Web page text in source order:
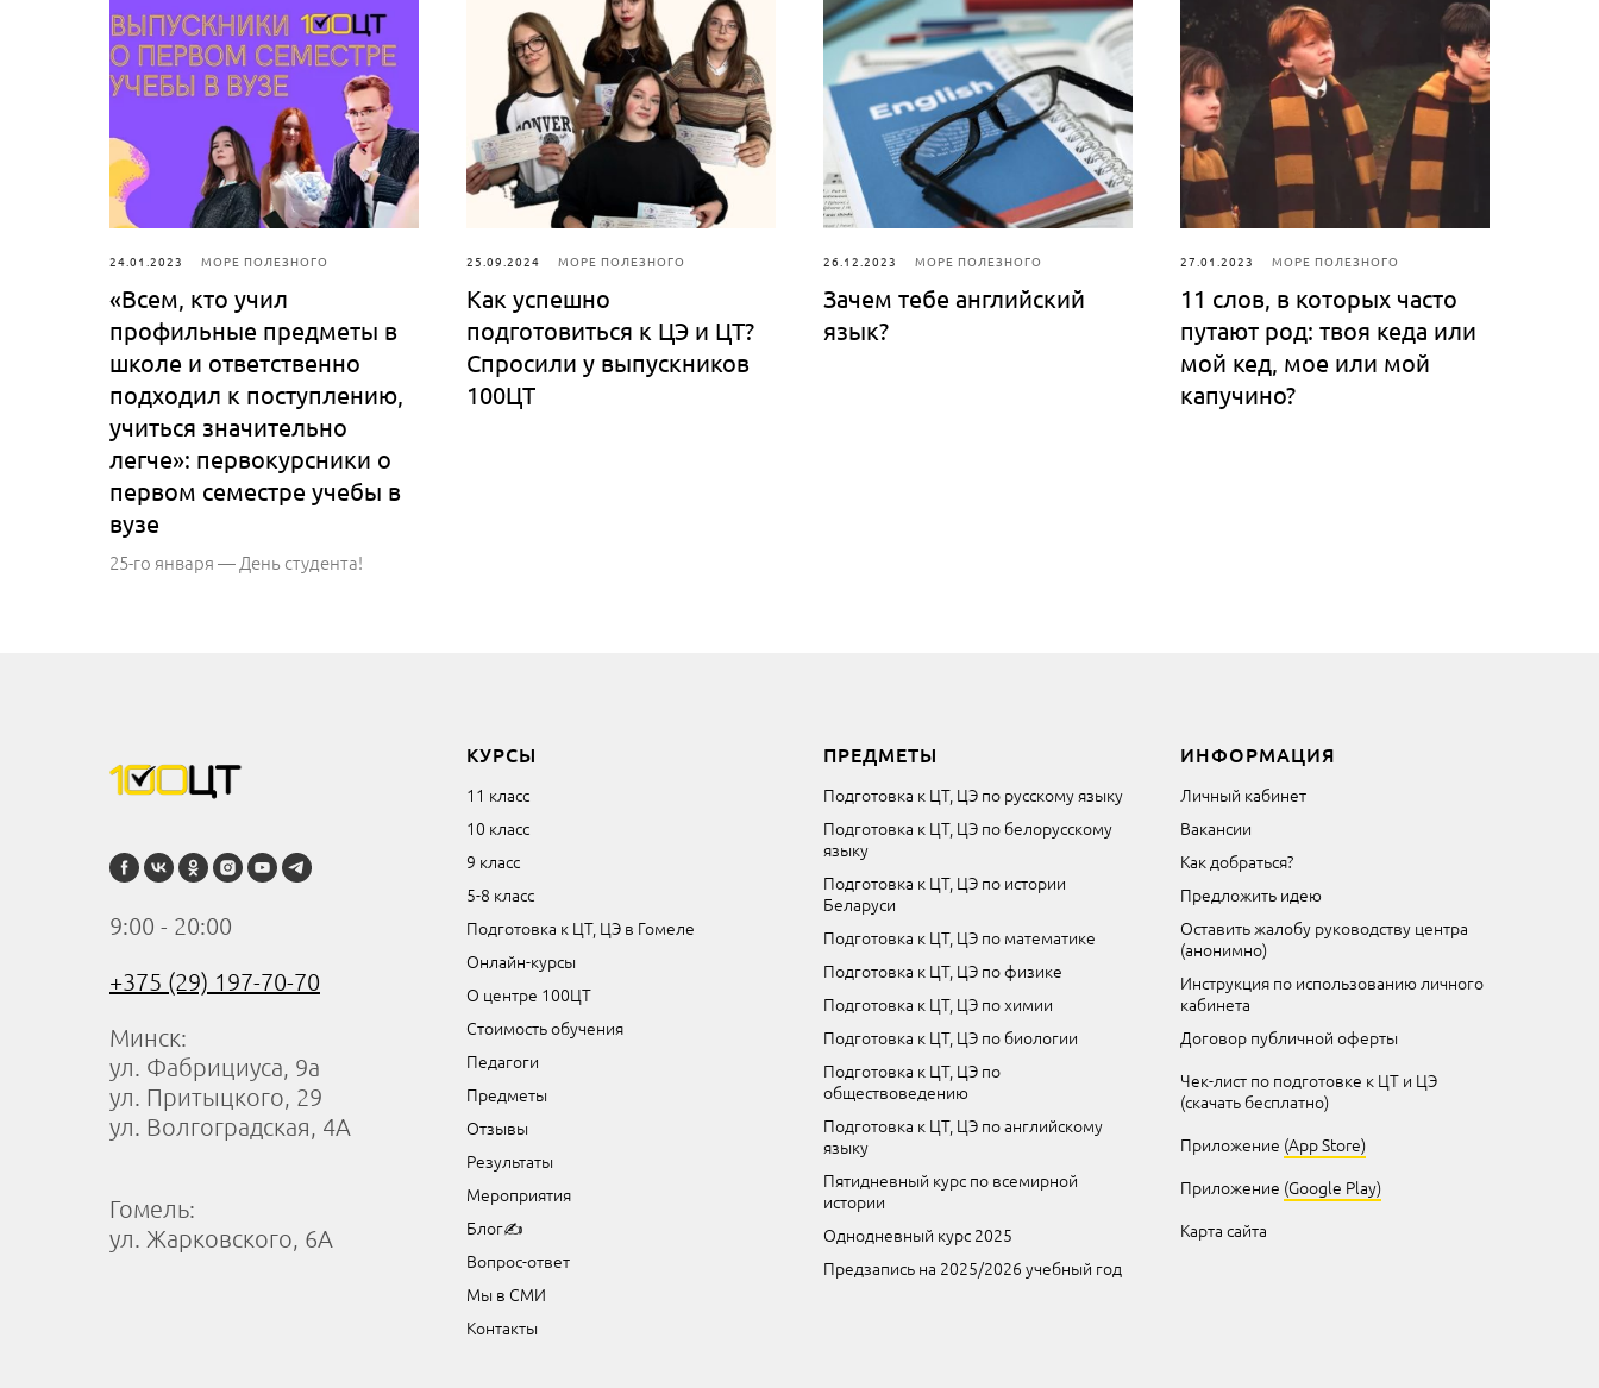
24.01.2023 МОРЕ ПОЛЕЗНОГО
«Всем, кто учил
профильные предметы в
школе и ответственно
подходил к поступлению,
учиться значительно
легче»: первокурсники о
первом семестре учебы в
вузе
25-го января — День студента!
25.09.2024 МОРЕ ПОЛЕЗНОГО
Как успешно
подготовиться к ЦЭ и ЦТ?
Спросили у выпускников
100ЦТ
26.12.2023 МОРЕ ПОЛЕЗНОГО
Зачем тебе английский
язык?
27.01.2023 МОРЕ ПОЛЕЗНОГО
11 слов, в которых часто
путают род: твоя кеда или
мой кед, мое или мой
капучино?
9:00 - 20:00
+375 (29) 197-70-70
Минск:
ул. Фабрициуса, 9а
ул. Притыцкого, 29
ул. Волгоградская, 4А
Гомель:
ул. Жарковского, 6А
КУРСЫ
11 класс
10 класс
9 класс
5-8 класс
Подготовка к ЦТ, ЦЭ в Гомеле
Онлайн-курсы
О центре 100ЦТ
Стоимость обучения
Педагоги
Предметы
Отзывы
Результаты
Мероприятия
Блог✍
Вопрос-ответ
Мы в СМИ
Контакты
ПРЕДМЕТЫ
Подготовка к ЦТ, ЦЭ по русскому языку
Подготовка к ЦТ, ЦЭ по белорусскому
языку
Подготовка к ЦТ, ЦЭ по истории
Беларуси
Подготовка к ЦТ, ЦЭ по математике
Подготовка к ЦТ, ЦЭ по физике
Подготовка к ЦТ, ЦЭ по химии
Подготовка к ЦТ, ЦЭ по биологии
Подготовка к ЦТ, ЦЭ по
обществоведению
Подготовка к ЦТ, ЦЭ по английскому
языку
Пятидневный курс по всемирной
истории
Однодневный курс 2025
Предзапись на 2025/2026 учебный год
ИНФОРМАЦИЯ
Личный кабинет
Вакансии
Как добраться?
Предложить идею
Оставить жалобу руководству центра
(анонимно)
Инструкция по использованию личного
кабинета
Договор публичной оферты
Чек-лист по подготовке к ЦТ и ЦЭ
(скачать бесплатно)
Приложение (App Store)
Приложение (Google Play)
Карта сайта